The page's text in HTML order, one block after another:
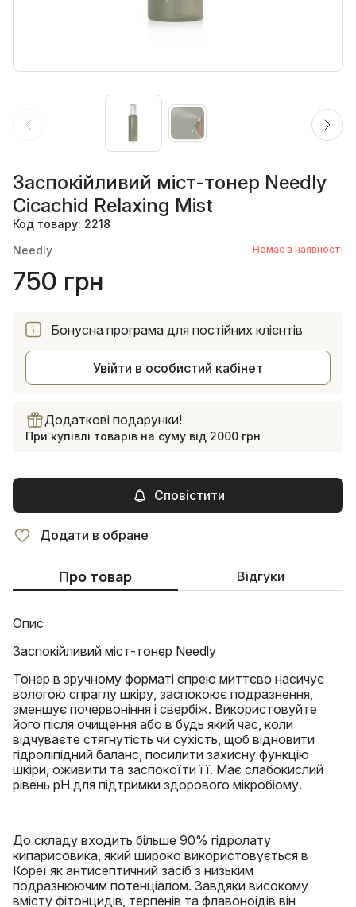
Заспокійливий міст-тонер Needly
Cicachid Relaxing Mist
Код товару: 2218
Needly
Немає в наявності
750 грн
Бонусна програма для постійних клієнтів
Увійти в особистий кабінет
Додаткові подарунки!
При купівлі товарів на суму від 2000 грн
Сповістити
Додати в обране
Про товар Відгуки
Опис
Заспокійливий міст-тонер Needly
Тонер в зручному форматі спрею миттєво насичує
вологою спраглу шкіру, заспокоює подразнення,
зменшує почервоніння і свербіж. Використовуйте
його після очищення або в будь який час, коли
відчуваєте стягнутість чи сухість, щоб відновити
гідроліпідний баланс, посилити захисну функцію
шкіри, оживити та заспокоїти її. Має слабокислий
рівень pH для підтримки здорового мікробіому.
До складу входить більше 90% гідролату
кипарисовика, який широко використовується в
Кореї як антисептичний засіб з низьким
подразнюючим потенціалом. Завдяки високому
вмісту фітонцидів, терпенів та флавоноідів він